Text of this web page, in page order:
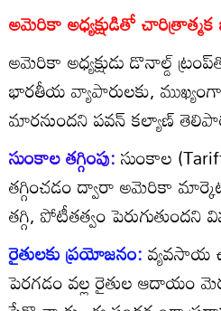
అమెరికా అధ్యక్షుడితో చారిత్రాత్మక
అమెరికా అధ్యక్షుడు డొనాల్డ్
భారతీయ వ్యాపారులకు,
మారనుందని పవన్ కల్యాణ్
సుంకాల తగ్గింపు:సుంకాల
తగ్గించడం ద్వారా అమెరికా
తగ్గి, పోటీతత్వం పెరుగుతుందని
రైతులకు ప్రయోజనం:వ్యవసాయ
పెరగడం వల్ల రైతుల ఆదాయం